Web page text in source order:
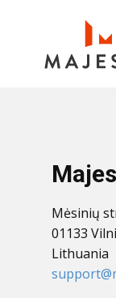
Mėsinių
01133
Lithuania